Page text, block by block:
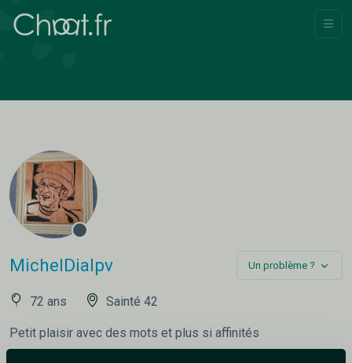
MichelDialpv Un problème ?
72 ans Sainté 42
Petit plaisir avec des mots et plus si affinités